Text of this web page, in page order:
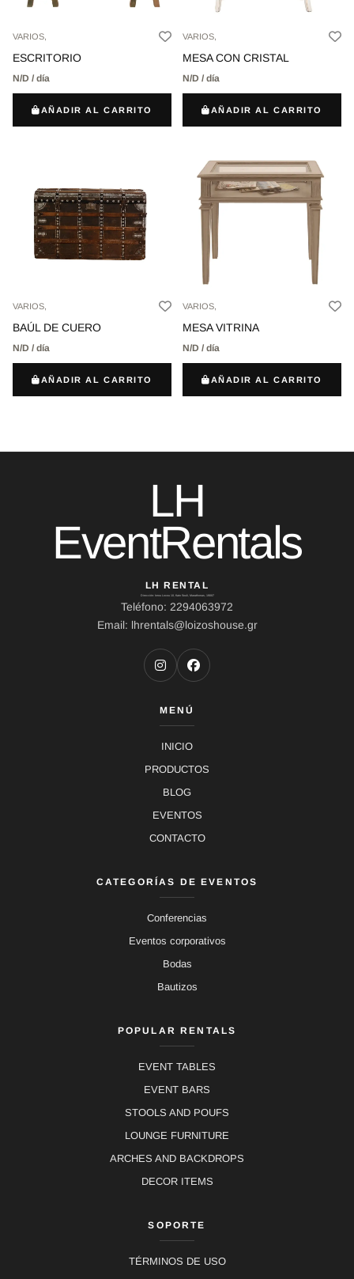
VARIOS,
ESCRITORIO
N/D / día
AÑADIR AL CARRITO
VARIOS,
MESA CON CRISTAL
N/D / día
AÑADIR AL CARRITO
VARIOS,
BAÚL DE CUERO
N/D / día
AÑADIR AL CARRITO
VARIOS,
MESA VITRINA
N/D / día
AÑADIR AL CARRITO
LH
EventRentals
LH RENTAL
Dirección: Ierou Loxou 10, Kato Souli, Marathonas, 19007
Teléfono: 2294063972
Email: lhrentals@loizoshouse.gr
MENÚ
INICIO
PRODUCTOS
BLOG
EVENTOS
CONTACTO
CATEGORÍAS DE EVENTOS
Conferencias
Eventos corporativos
Bodas
Bautizos
POPULAR RENTALS
EVENT TABLES
EVENT BARS
STOOLS AND POUFS
LOUNGE FURNITURE
ARCHES AND BACKDROPS
DECOR ITEMS
SOPORTE
TÉRMINOS DE USO